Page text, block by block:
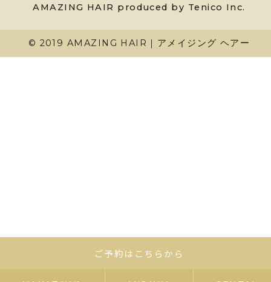
AMAZING HAIR produced by Tenico Inc.
© 2019 AMAZING HAIR｜アメイジング ヘアー
ご予約はこちらから